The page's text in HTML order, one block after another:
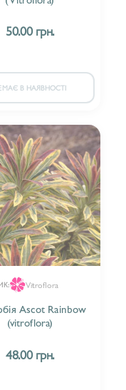
50.00 грн.
В НАЯВНОСТІ
Vitroflora
Ascot Rainbow
(vitroflora)
48.00 грн.